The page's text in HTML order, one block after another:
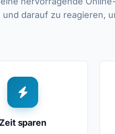
darauf zu reagieren,
Zeit sparen